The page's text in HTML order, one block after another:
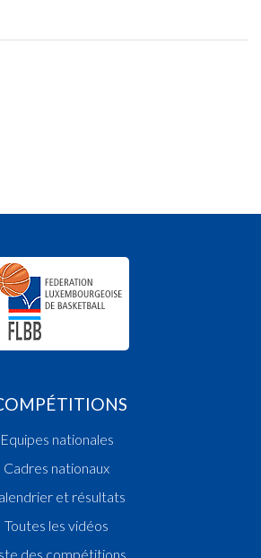
Equipes nationales
Cadres nationaux
et résultats
Toutes les vidéos
des compétitions